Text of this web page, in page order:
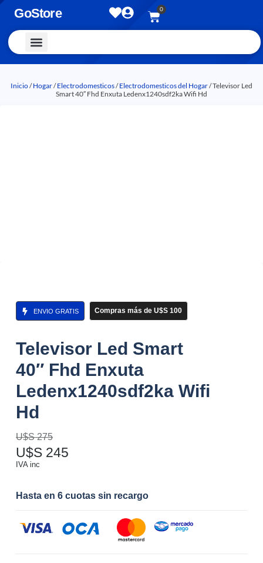
GoStore 0
Inicio/Hogar/Electrodomesticos/Electrodomesticos del Hogar/ Televisor Led
Smart 40″ Fhd Enxuta Ledenx1240sdf2ka Wifi Hd
ENVIO GRATIS Compras más de U$S 100
Televisor Led Smart
40″ Fhd Enxuta
Ledenx1240sdf2ka Wifi
Hd
U$S275
U$S 245
IVA inc
Hasta en 6 cuotas sin recargo